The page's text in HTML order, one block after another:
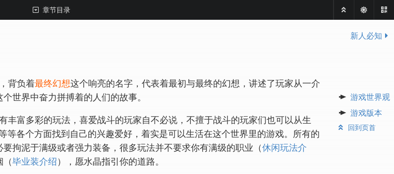
章节目录
新人必知
背负着最终幻想这个响亮的名字，代表着最初与最终的幻想，讲述了玩家从一介
世界中奋力拼搏着的人们的故事。
丰富多彩的玩法，喜爱战斗的玩家自不必说，不擅于战斗的玩家们也可以从生
等各个方面找到自己的兴趣爱好，着实是可以生活在这个世界里的游戏。所有的
要拘泥于满级或者强力装备，很多玩法并不要求你有满级的职业（休闲玩法介
（毕业装介绍），愿水晶指引你的道路。
游戏世界观
游戏版本
回到页首